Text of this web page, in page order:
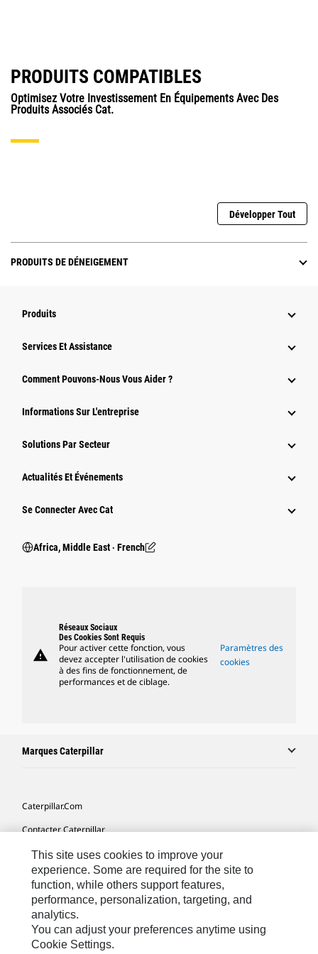
PRODUITS COMPATIBLES
Optimisez Votre Investissement En Équipements Avec Des
Produits Associés Cat.
Développer Tout
PRODUITS DE DÉNEIGEMENT
Produits
Services Et Assistance
Comment Pouvons-Nous Vous Aider ?
Informations Sur L'entreprise
Solutions Par Secteur
Actualités Et Événements
Se Connecter Avec Cat
Africa, Middle East ‧ French
warning
Réseaux Sociaux
Des Cookies Sont Requis
Pour activer cette fonction, vous
devez accepter l'utilisation de cookies
à des fins de fonctionnement, de
performances et de ciblage.
Paramètres des
cookies
Marques Caterpillar
Caterpillar.com
Contacter Caterpillar
Mes Préférences Marketing
Plan Du Site
Cookie Settings
Mentions Légales
Confidentialité
This site uses cookies to improve your
experience. Some are required for the site to
function, while others support features,
performance, personalization, targeting, and
analytics.
You can adjust your preferences anytime using
Cookie Settings.